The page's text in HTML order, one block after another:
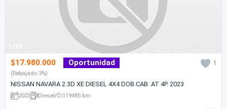
1/20
$17.980.000 Oportunidad 1
(Rebajado 3%)
NISSAN NAVARA 2.3D XE DIESEL 4X4 DOB.CAB. AT 4P. 2023
2023 Diesel 119485 km